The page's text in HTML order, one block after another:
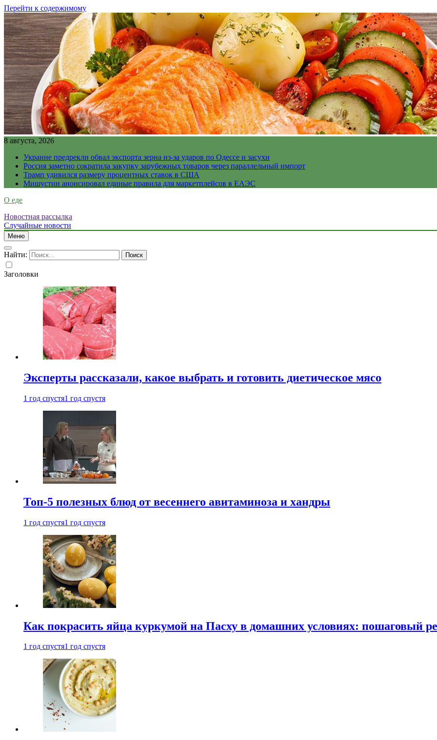
Перейти к содержимому
8 августа, 2026
Украине предрекли обвал экспорта зерна из-за ударов по Одессе и засухи
Россия заметно сократила закупку зарубежных товаров через параллельный импорт
Трамп удивился размеру процентных ставок в США
Мишустин анонсировал единые правила для маркетплейсов в ЕАЭС
О еде
Новостная рассылка
Случайные новости
Меню
Найти:
Заголовки
Эксперты рассказали, какое выбрать и готовить диетическое мясо
1 год спустя1 год спустя
Топ-5 полезных блюд от весеннего авитаминоза и хандры
1 год спустя1 год спустя
Как покрасить яйца куркумой на Пасху в домашних условиях: пошаговый
1 год спустя1 год спустя